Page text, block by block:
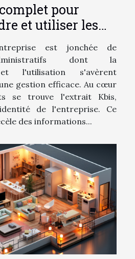
pour
et utiliser les
dans la gestion
est jonchée de
dont la
et l'utilisation s'avèrent
gestion efficace. Au cœur
se trouve l'extrait Kbis,
de l'entreprise. Ce
des informations...